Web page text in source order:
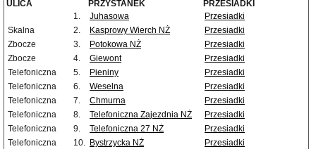
ULICA PRZYSTANEK
PRZESIADKI
1.
Juhasowa
Przesiadki
Skalna
2. Kasprowy Wierch NŻ
Przesiadki
Zbocze
3. Potokowa NŻ
Przesiadki
Zbocze
4. Giewont
Przesiadki
Telefoniczna
5. Pieniny
Przesiadki
Telefoniczna
6. Weselna
Przesiadki
Telefoniczna
7. Chmurna
Przesiadki
Telefoniczna
8. Telefoniczna Zajezdnia NŻ
Przesiadki
Telefoniczna
9. Telefoniczna 27 NŻ
Przesiadki
Telefoniczna
10. Bystrzycka NŻ
Przesiadki